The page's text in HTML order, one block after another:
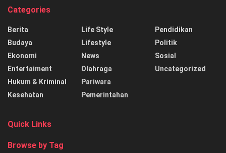
Categories
Berita
Budaya
Ekonomi
Entertaiment
Hukum & Kriminal
Kesehatan
Life Style
Lifestyle
News
Olahraga
Pariwara
Pemerintahan
Pendidikan
Politik
Sosial
Uncategorized
Quick Links
Browse by Tag